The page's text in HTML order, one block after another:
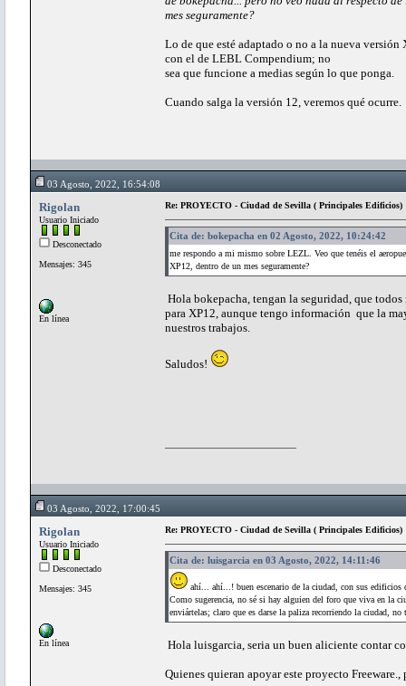
mes seguramente?
Lo de que esté adaptado o no a la nueva
con el de LEBL Compendium; no
sea que funcione a medias según lo que ponga.
Cuando salga la versión 12, veremos qué ocurre.
03 Agosto, 2022, 16:54:08
Rigolan
Usuario Iniciado
Desconectado
Mensajes: 345
En línea
Re: PROYECTO - Ciudad de Sevilla ( Principales Edificios)
Cita de: bokepacha en 02 Agosto, 2022, 10:24:42
me respondo a mi mismo sobre LEZL. Veo que tenéis el
XP12, dentro de un mes seguramente?
Hola bokepacha, tengan la seguridad, que
para XP12, aunque tengo información que la
nuestros trabajos.
Saludos!
03 Agosto, 2022, 17:00:45
Rigolan
Usuario Iniciado
Desconectado
Mensajes: 345
En línea
Re: PROYECTO - Ciudad de Sevilla ( Principales Edificios)
Cita de: luisgarcia en 03 Agosto, 2022, 14:11:46
ahí... ahí...! buen escenario de la ciudad, con sus edificios
Como sugerencia, no sé si hay alguien del foro que viva en la
enviártelas; claro que es darse la paliza recorriendo la ciudad,
Hola luisgarcia, seria un buen aliciente contar
Quienes quieran apoyar este proyecto